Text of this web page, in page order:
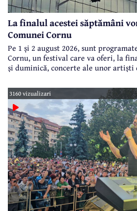
La finalul acestei săptămâni
Comunei Cornu
Pe 1 și 2 august 2026, sunt
Cornu, un festival care va oferi, la
și duminică, concerte ale unor artiști
3160 vizualizari